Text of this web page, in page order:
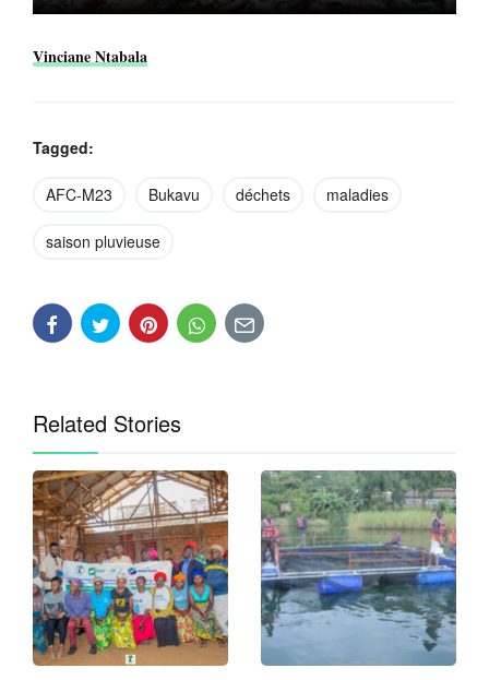
Vinciane Ntabala
Tagged:
AFC-M23 Bukavu déchets maladies
saison pluvieuse
Related Stories